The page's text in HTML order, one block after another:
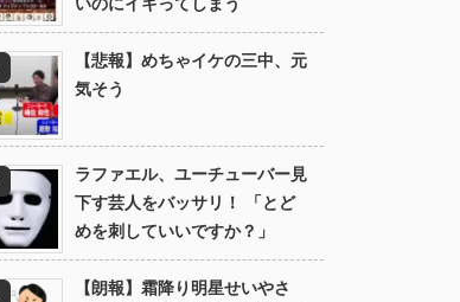
【悲報】めちゃイケの三中、元
気そう
ラファエル、ユーチューバー見
下す芸人をバッサリ！ 「とど
めを刺していいですか？」
【朗報】霜降り明星せいやさ